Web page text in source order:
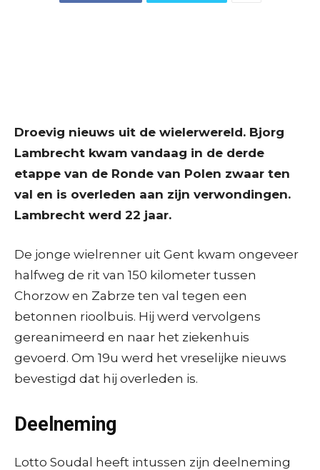
Droevig nieuws uit de wielerwereld. Bjorg
Lambrecht kwam vandaag in de derde
etappe van de Ronde van Polen zwaar ten
val en is overleden aan zijn verwondingen.
Lambrecht werd 22 jaar.
De jonge wielrenner uit Gent kwam ongeveer
halfweg de rit van 150 kilometer tussen
Chorzow en Zabrze ten val tegen een
betonnen rioolbuis. Hij werd vervolgens
gereanimeerd en naar het ziekenhuis
gevoerd. Om 19u werd het vreselijke nieuws
bevestigd dat hij overleden is.
Deelneming
Lotto Soudal heeft intussen zijn deelneming